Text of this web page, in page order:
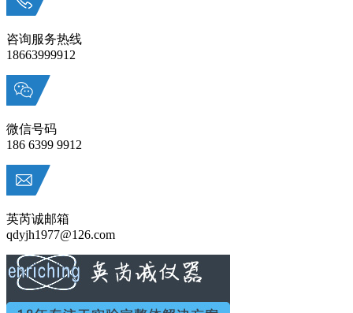
咨询服务热线
18663999912
微信号码
186 6399 9912
英芮诚邮箱
qdyjh1977@126.com